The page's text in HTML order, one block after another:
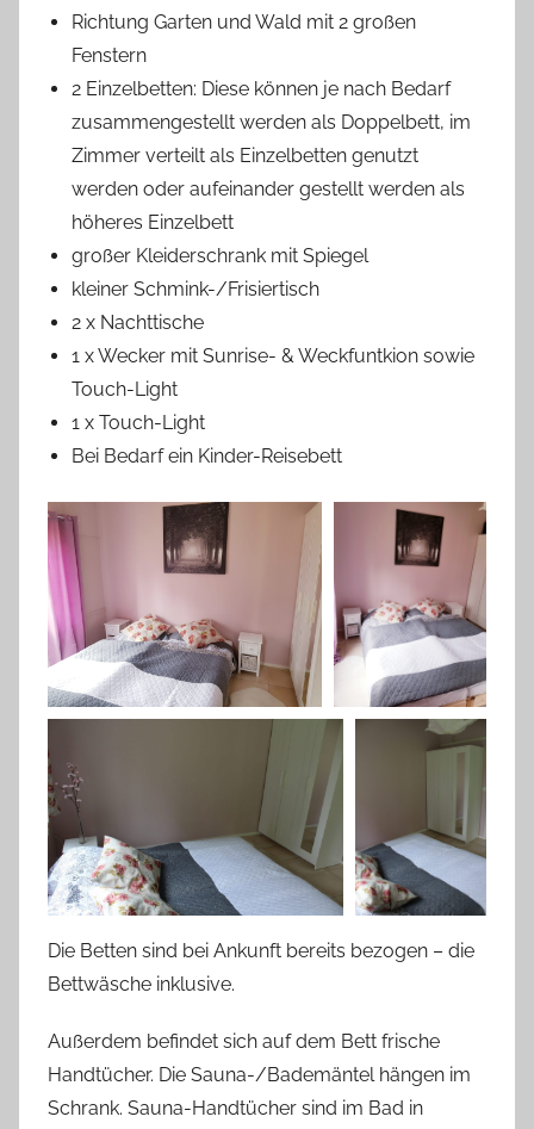
Richtung Garten und Wald mit 2 großen
Fenstern
2 Einzelbetten: Diese können je nach Bedarf
zusammengestellt werden als Doppelbett, im
Zimmer verteilt als Einzelbetten genutzt
werden oder aufeinander gestellt werden als
höheres Einzelbett
großer Kleiderschrank mit Spiegel
kleiner Schmink-/Frisiertisch
2 x Nachttische
1 x Wecker mit Sunrise- & Weckfuntkion sowie
Touch-Light
1 x Touch-Light
Bei Bedarf ein Kinder-Reisebett
Die Betten sind bei Ankunft bereits bezogen – die
Bettwäsche inklusive.
Außerdem befindet sich auf dem Bett frische
Handtücher. Die Sauna-/Bademäntel hängen im
Schrank. Sauna-Handtücher sind im Bad in